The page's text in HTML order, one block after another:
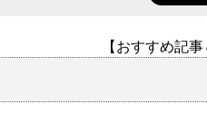
【おすすめ記事